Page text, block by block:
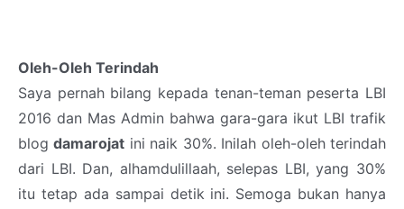
Oleh-Oleh Terindah
Saya pernah bilang kepada tenan-teman peserta LBI
2016 dan Mas Admin bahwa gara-gara ikut LBI trafik
blogdamarojat ini naik 30%. Inilah oleh-oleh terindah
dari LBI. Dan, alhamdulillaah, selepas LBI, yang 30%
itu tetap ada sampai detik ini. Semoga bukan hanya